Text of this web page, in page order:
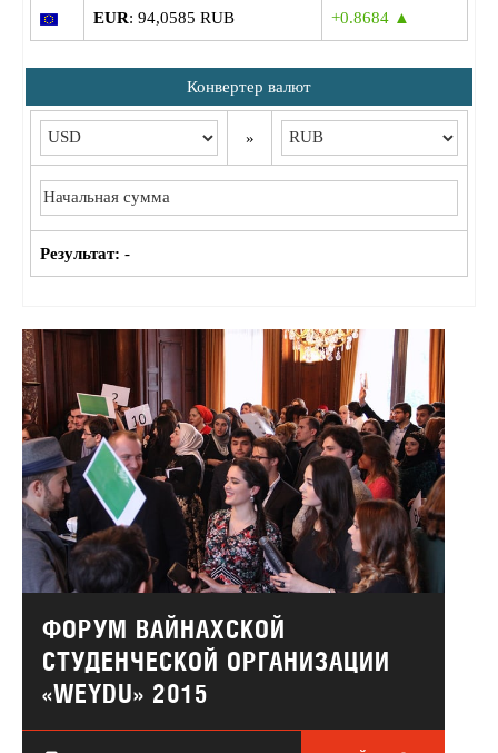
EUR: 94,0585 RUB +0.8684 ▲
Конвертер валют
»
Результат: -
ФОРУМ ВАЙНАХСКОЙ
СТУДЕНЧЕСКОЙ ОРГАНИЗАЦИИ
«WEYDU» 2015